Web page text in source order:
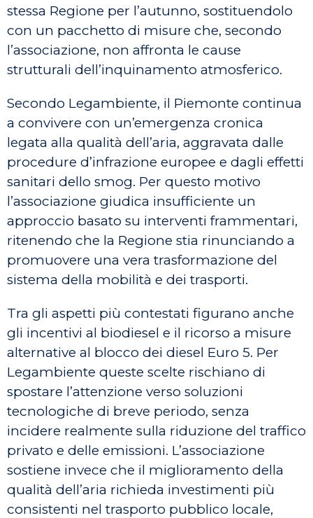
stessa Regione per l’autunno, sostituendolo
con un pacchetto di misure che, secondo
l’associazione, non affronta le cause
strutturali dell’inquinamento atmosferico.
Secondo Legambiente, il Piemonte continua
a convivere con un’emergenza cronica
legata alla qualità dell’aria, aggravata dalle
procedure d’infrazione europee e dagli effetti
sanitari dello smog. Per questo motivo
l’associazione giudica insufficiente un
approccio basato su interventi frammentari,
ritenendo che la Regione stia rinunciando a
promuovere una vera trasformazione del
sistema della mobilità e dei trasporti.
Tra gli aspetti più contestati figurano anche
gli incentivi al biodiesel e il ricorso a misure
alternative al blocco dei diesel Euro 5. Per
Legambiente queste scelte rischiano di
spostare l’attenzione verso soluzioni
tecnologiche di breve periodo, senza
incidere realmente sulla riduzione del traffico
privato e delle emissioni. L’associazione
sostiene invece che il miglioramento della
qualità dell’aria richieda investimenti più
consistenti nel trasporto pubblico locale,